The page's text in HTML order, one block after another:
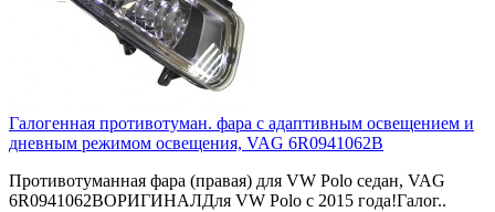
Галогенная противотуман. фара с адаптивным освещением и
дневным режимом освещения, VAG 6R0941062B
Противотуманная фара (правая) для VW Polo седан, VAG
6R0941062BОРИГИНАЛДля VW Polo с 2015 года!Галог..